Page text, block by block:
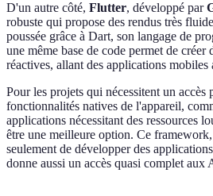
D'un autre côté, Flutter, développé par
robuste qui propose des rendus très
poussée grâce à Dart, son langage de
une même base de code permet de créer
réactives, allant des applications
Pour les projets qui nécessitent un accès
fonctionnalités natives de l'appareil,
applications nécessitant des ressources
être une meilleure option. Ce
seulement de développer des
donne aussi un accès quasi complet aux